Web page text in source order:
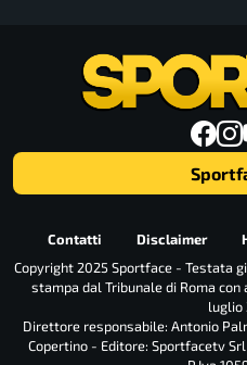
Contatti Disclaimer
Copyright 2025 Sportface - Testata
stampa dal Tribunale di Roma con
luglio
Direttore responsabile: Antonio
Copertino - Editore: Sportfacetv